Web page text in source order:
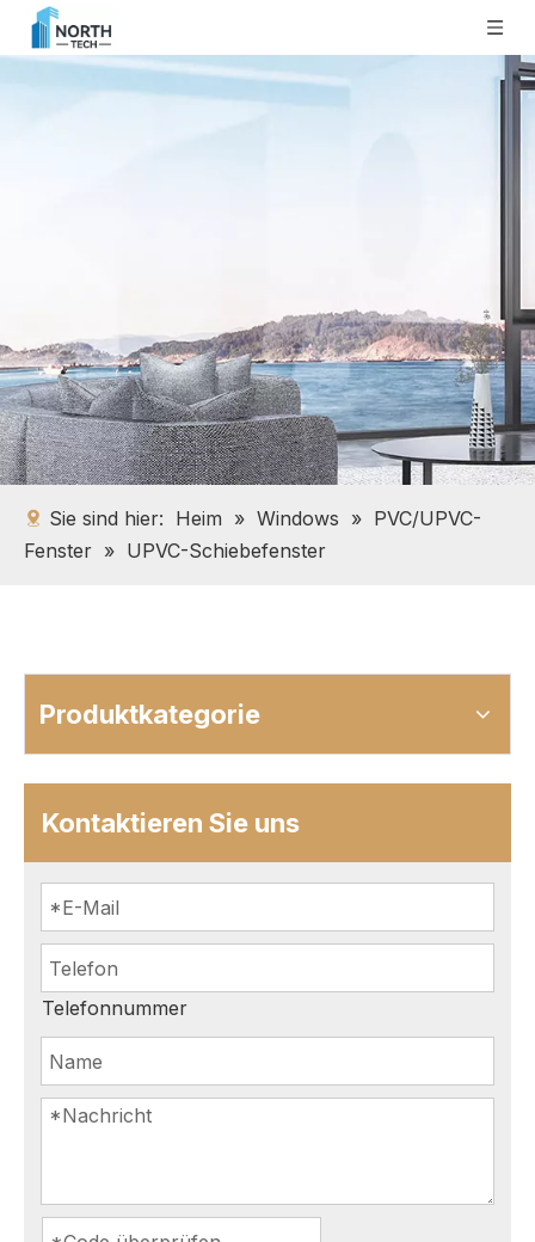
Sie sind hier: Heim » Windows » PVC/UPVC-
Fenster » UPVC-Schiebefenster
Produktkategorie
Kontaktieren Sie uns
Telefonnummer